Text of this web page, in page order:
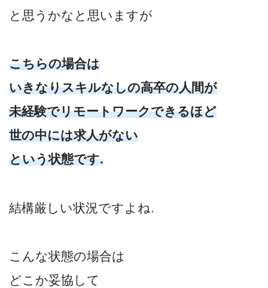
と思うかなと思いますが
こちらの場合は
いきなりスキルなしの高卒の人間が
未経験でリモートワークできるほど
世の中には求人がない
という状態です.
結構厳しい状況ですよね.
こんな状態の場合は
どこか妥協して